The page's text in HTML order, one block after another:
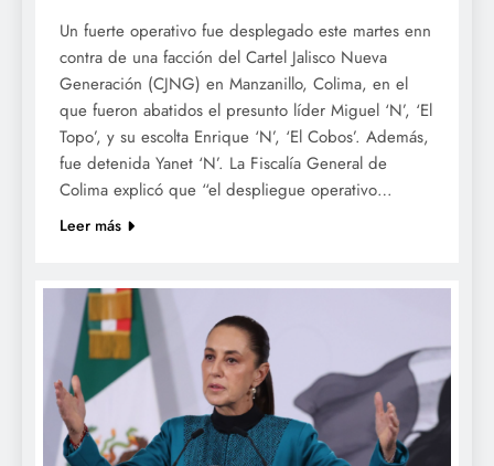
Un fuerte operativo fue desplegado este martes enn
contra de una facción del Cartel Jalisco Nueva
Generación (CJNG) en Manzanillo, Colima, en el
que fueron abatidos el presunto líder Miguel ‘N’, ‘El
Topo’, y su escolta Enrique ‘N’, ‘El Cobos’. Además,
fue detenida Yanet ‘N’. La Fiscalía General de
Colima explicó que “el despliegue operativo…
Leer más